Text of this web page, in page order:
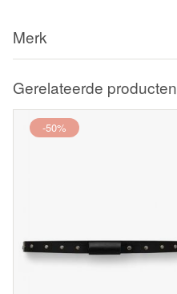
Merk
Gerelateerde producten
-50%